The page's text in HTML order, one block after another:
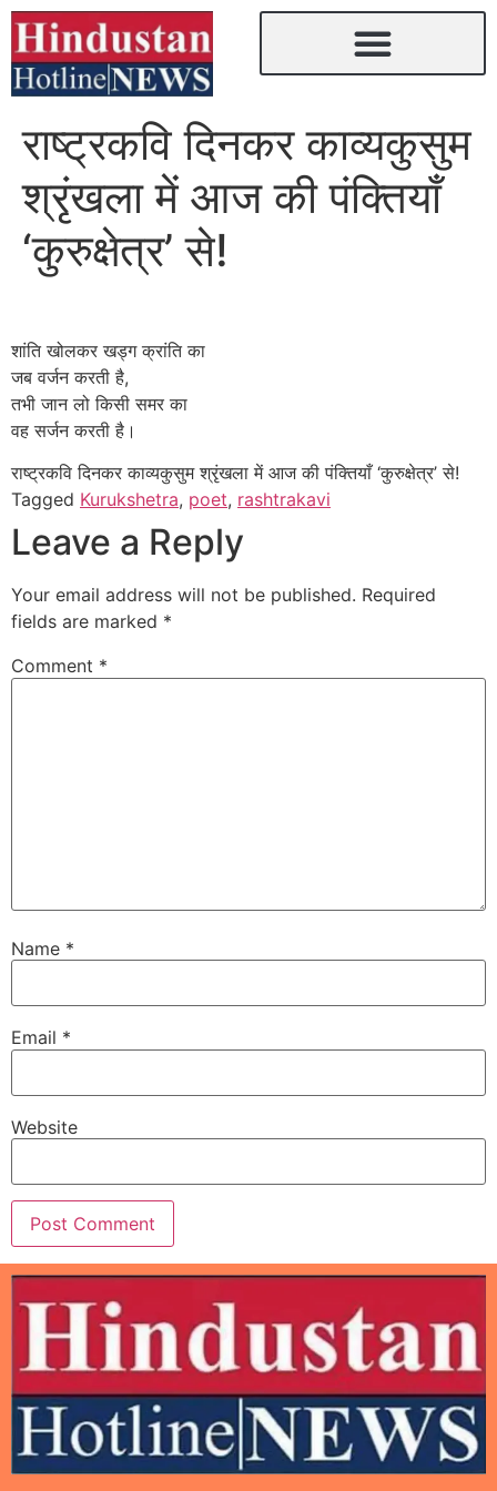
राष्ट्रकवि दिनकर काव्यकुसुम
श्रृंखला में आज की पंक्तियाँ
‘कुरुक्षेत्र’ से!
शांति खोलकर खड्ग क्रांति का
जब वर्जन करती है,
तभी जान लो किसी समर का
वह सर्जन करती है।
राष्ट्रकवि दिनकर काव्यकुसुम श्रृंखला में आज की पंक्तियाँ ‘कुरुक्षेत्र’ से!
Tagged Kurukshetra, poet, rashtrakavi
Leave a Reply
Your email address will not be published. Required
fields are marked *
Comment *
Name *
Email *
Website